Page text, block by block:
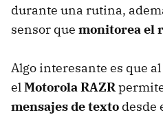
durante una rutina,
sensor que monitorea el
Algo interesante es que
elMotorola RAZR
mensajes de texto desde